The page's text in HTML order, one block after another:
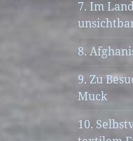
7. Im
8.
9. Zu
Muck
10.